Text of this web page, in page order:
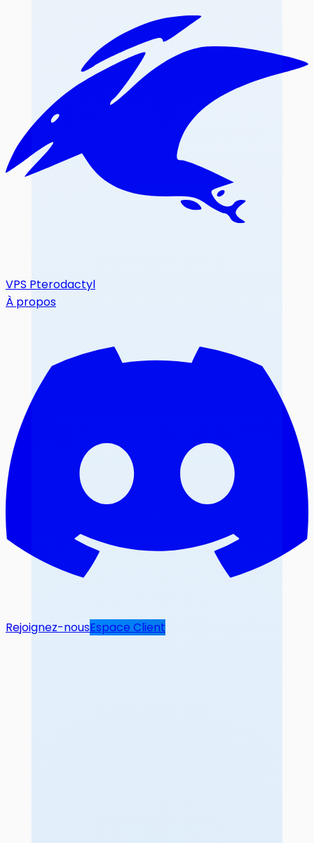
VPS Pterodactyl
À propos
Rejoignez-nousEspace Client